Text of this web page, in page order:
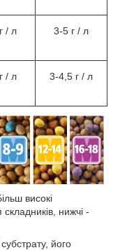
/ л 3-5 г / л
/ л 3-4,5 г / л
високі
нижчі -
його